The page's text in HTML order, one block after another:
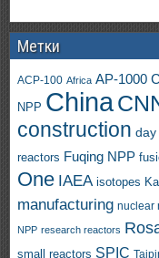
Метки
ACP-100 Africa AP-1000
NPP China
construction day
reactors Fuqing NPP
One IAEA isotopes
manufacturing nuclear
NPP research reactors
small reactors SPIC